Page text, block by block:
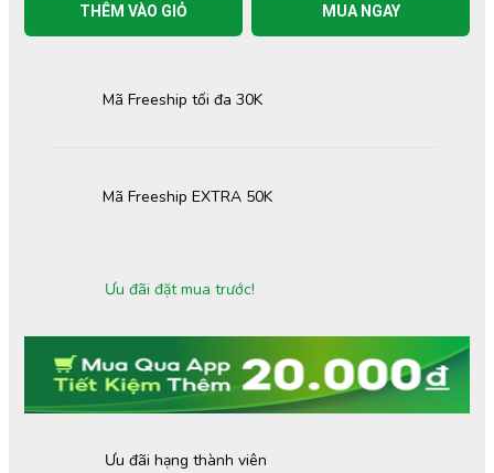
MUA NGAY
THÊM VÀO GIỎ
Mã Freeship EXTRA 50K
Mã Freeship tối đa 30K
Ưu đãi đặt mua trước!
Ưu đãi hạng thành viên